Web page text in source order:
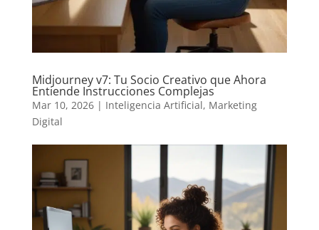
Midjourney v7: Tu Socio Creativo que Ahora
Entiende Instrucciones Complejas
Mar 10, 2026| Inteligencia Artificial, Marketing
Digital